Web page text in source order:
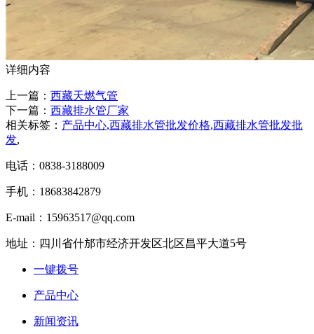
详细内容
上一篇： 西藏天燃气管
下一篇： 西藏排水管厂家
相关标签： 产品中心,西藏排水管批发价格,西藏排水管批发批
发,
电话：0838-3188009
手机：18683842879
E-mail：15963517@qq.com
地址：四川省什邡市经济开发区北区昌平大道5号
一键拨号
产品中心
新闻资讯